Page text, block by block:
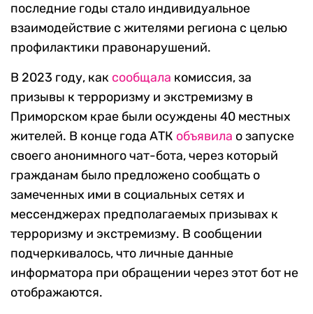
последние годы стало индивидуальное
взаимодействие с жителями региона с целью
профилактики правонарушений.
В 2023 году, как сообщала комиссия, за
призывы к терроризму и экстремизму в
Приморском крае были осуждены 40 местных
жителей. В конце года АТК объявила о запуске
своего анонимного чат-бота, через который
гражданам было предложено сообщать о
замеченных ими в социальных сетях и
мессенджерах предполагаемых призывах к
терроризму и экстремизму. В сообщении
подчеркивалось, что личные данные
информатора при обращении через этот бот не
отображаются.